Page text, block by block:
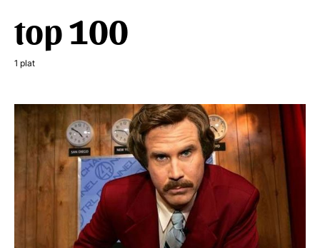
top 100
1 plat